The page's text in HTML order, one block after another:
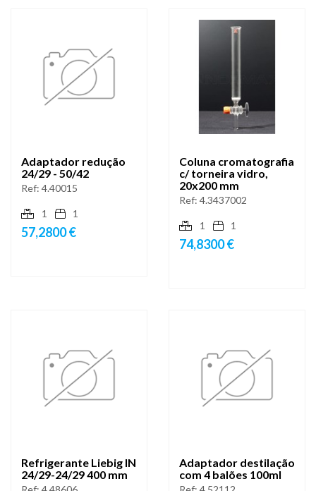
Adaptador redução
24/29 - 50/42
Ref: 4.40015
1 1
57,2800 €
Coluna cromatografia
c/ torneira vidro,
20x200 mm
Ref: 4.3437002
1 1
74,8300 €
Refrigerante Liebig IN
24/29-24/29 400 mm
Adaptador destilação
com 4 balões 100ml